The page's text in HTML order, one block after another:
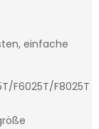
einfache
F6025T/F8025T